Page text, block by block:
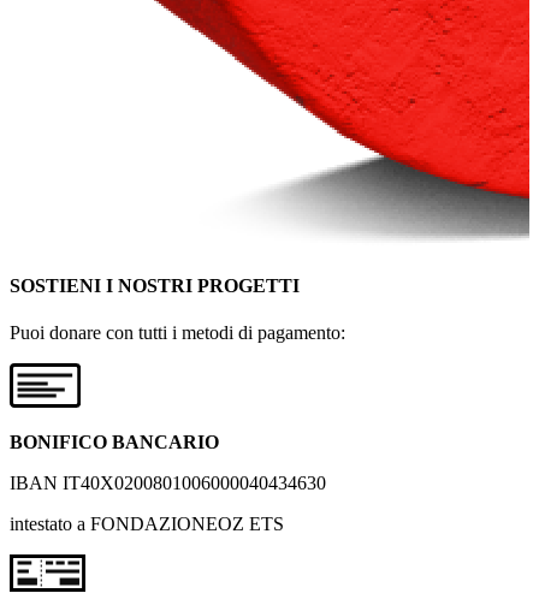
SOSTIENI I NOSTRI PROGETTI
Puoi donare con tutti i metodi di pagamento:
BONIFICO BANCARIO
IBAN IT40X0200801006000040434630
intestato a FONDAZIONEOZ ETS